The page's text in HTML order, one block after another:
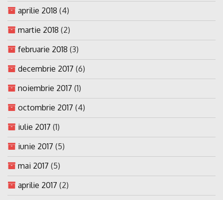
aprilie 2018 (4)
martie 2018 (2)
februarie 2018 (3)
decembrie 2017 (6)
noiembrie 2017 (1)
octombrie 2017 (4)
iulie 2017 (1)
iunie 2017 (5)
mai 2017 (5)
aprilie 2017 (2)